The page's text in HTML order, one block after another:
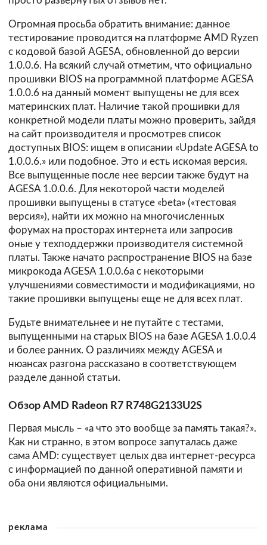
Огромная просьба обратить внимание: данное
тестирование проводится на платформе AMD Ryzen
с кодовой базой AGESA, обновленной до версии
1.0.0.6. На всякий случай отметим, что официально
прошивки BIOS на программной платформе AGESA
1.0.0.6 на данный момент выпущены не для всех
материнских плат. Наличие такой прошивки для
конкретной модели платы можно проверить, зайдя
на сайт производителя и просмотрев список
доступных BIOS: ищем в описании «Update AGESA to
1.0.0.6.» или подобное. Это и есть искомая версия.
Все выпущенные после нее версии также будут на
AGESA 1.0.0.6. Для некоторой части моделей
прошивки выпущены в статусе «beta» («тестовая
версия»), найти их можно на многочисленных
форумах на просторах интернета или запросив
оные у техподдержки производителя системной
платы. Также начато распространение BIOS на базе
микрокода AGESA 1.0.0.6a с некоторыми
улучшениями совместимости и модификациями, но
такие прошивки выпущены еще не для всех плат.
Будьте внимательнее и не путайте с тестами,
выпущенными на старых BIOS на базе AGESA 1.0.0.4
и более ранних. О различиях между AGESA и
нюансах разгона рассказано в соответствующем
разделе данной статьи.
Обзор AMD Radeon R7 R748G2133U2S
Первая мысль – «а что это вообще за память такая?».
Как ни странно, в этом вопросе запуталась даже
сама AMD: существует целых два интернет-ресурса
с информацией по данной оперативной памяти и
оба они являются официальными.
реклама